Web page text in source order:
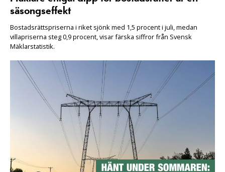
säsongseffekt
Bostadsrättspriserna i riket sjönk med 1,5 procent i juli, medan
villapriserna steg 0,9 procent, visar färska siffror från Svensk
Mäklarstatistik.